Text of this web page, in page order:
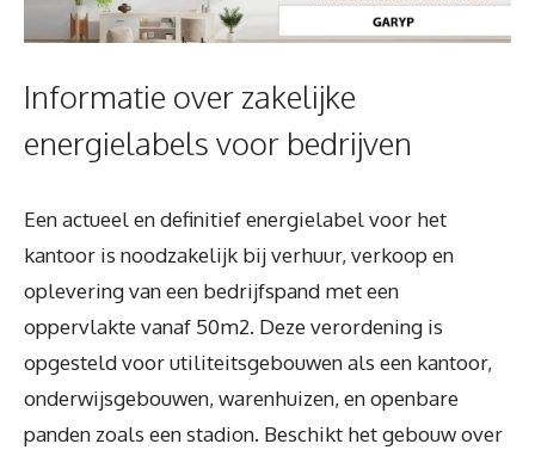
Informatie over zakelijke
energielabels voor bedrijven
Een actueel en definitief energielabel voor het
kantoor is noodzakelijk bij verhuur, verkoop en
oplevering van een bedrijfspand met een
oppervlakte vanaf 50m2. Deze verordening is
opgesteld voor utiliteitsgebouwen als een kantoor,
onderwijsgebouwen, warenhuizen, en openbare
panden zoals een stadion. Beschikt het gebouw over